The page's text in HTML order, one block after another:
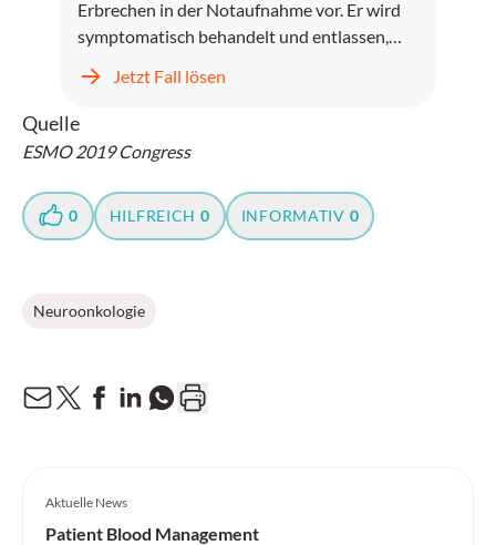
Erbrechen in der Notaufnahme vor. Er wird
symptomatisch behandelt und entlassen,
kehrt jedoch zwei Tage später mit
unstillbarem Erbrechen, Kopfschmerzen und
progredientem Fieber zurück.
Jetzt Fall lösen
Quelle
ESMO 2019 Congress
0 HILFREICH 0 INFORMATIV 0
Neuroonkologie
Aktuelle News
Patient Blood Management